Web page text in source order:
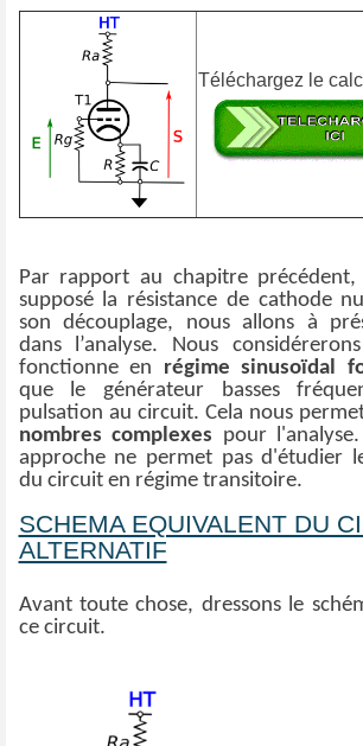
Téléchargez le
Par rapport au chapitre
supposé la résistance de cathode
son découplage, nous allons à
dans l’analyse. Nous
fonctionne en régime sinusoïdal
que le générateur basses
pulsation au circuit. Cela nous
nombres complexes pour
approche ne permet pas d'étudier
du circuit en régime transitoire.
SCHEMA EQUIVALENT DU
ALTERNATIF
Avant toute chose, dressons le
ce circuit.